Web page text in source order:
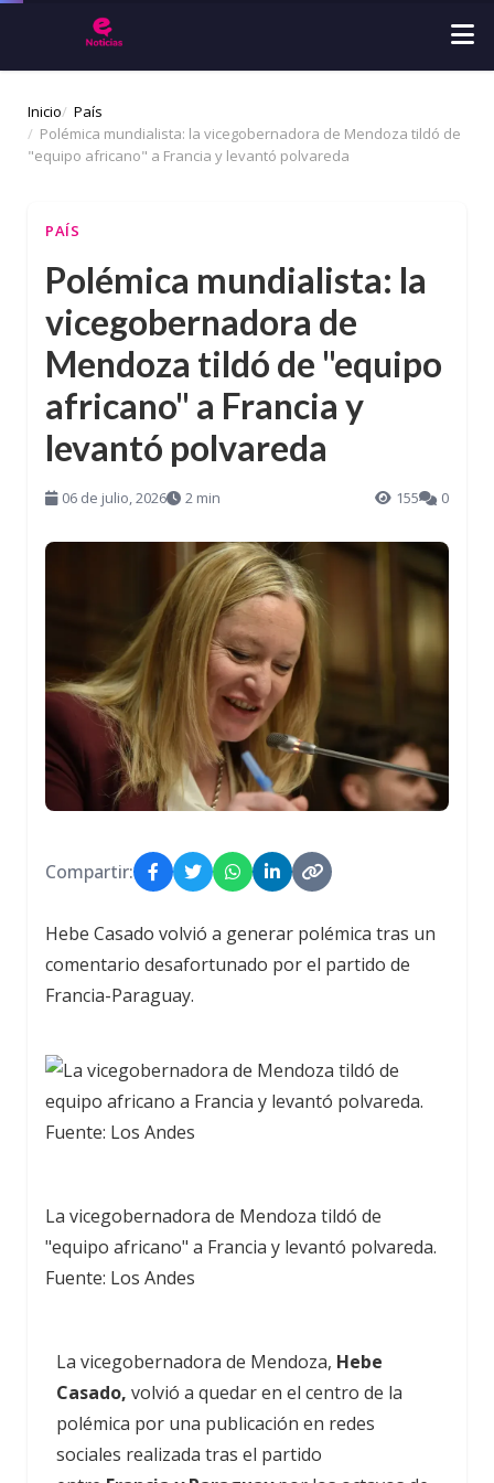
Inicio
País
Polémica mundialista: la vicegobernadora de Mendoza tildó de
"equipo africano" a Francia y levantó polvareda
PAÍS
Polémica mundialista: la
vicegobernadora de
Mendoza tildó de "equipo
africano" a Francia y
levantó polvareda
06 de julio, 2026 2 min 155 0
Compartir:
Hebe Casado volvió a generar polémica tras un
comentario desafortunado por el partido de
Francia-Paraguay.
La vicegobernadora de Mendoza tildó de
"equipo africano" a Francia y levantó polvareda.
Fuente: Los Andes
La vicegobernadora de Mendoza, Hebe
Casado, volvió a quedar en el centro de la
polémica por una publicación en redes
sociales realizada tras el partido